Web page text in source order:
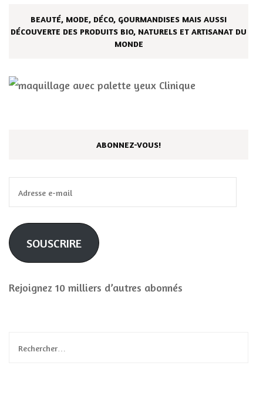
BEAUTÉ, MODE, DÉCO, GOURMANDISES MAIS AUSSI
DÉCOUVERTE DES PRODUITS BIO, NATURELS ET ARTISANAT DU
MONDE
ABONNEZ-VOUS!
e-
mail
SOUSCRIRE
Rejoignez 10 milliers d’autres abonnés
Rechercher :